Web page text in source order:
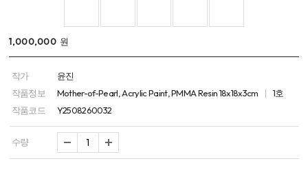
1,000,000 원
작가
윤진
작품정보
Mother-of-Pearl, Acrylic Paint, PMMA Resin 18x18x3cm
1호
작품코드
Y2508260032
수량